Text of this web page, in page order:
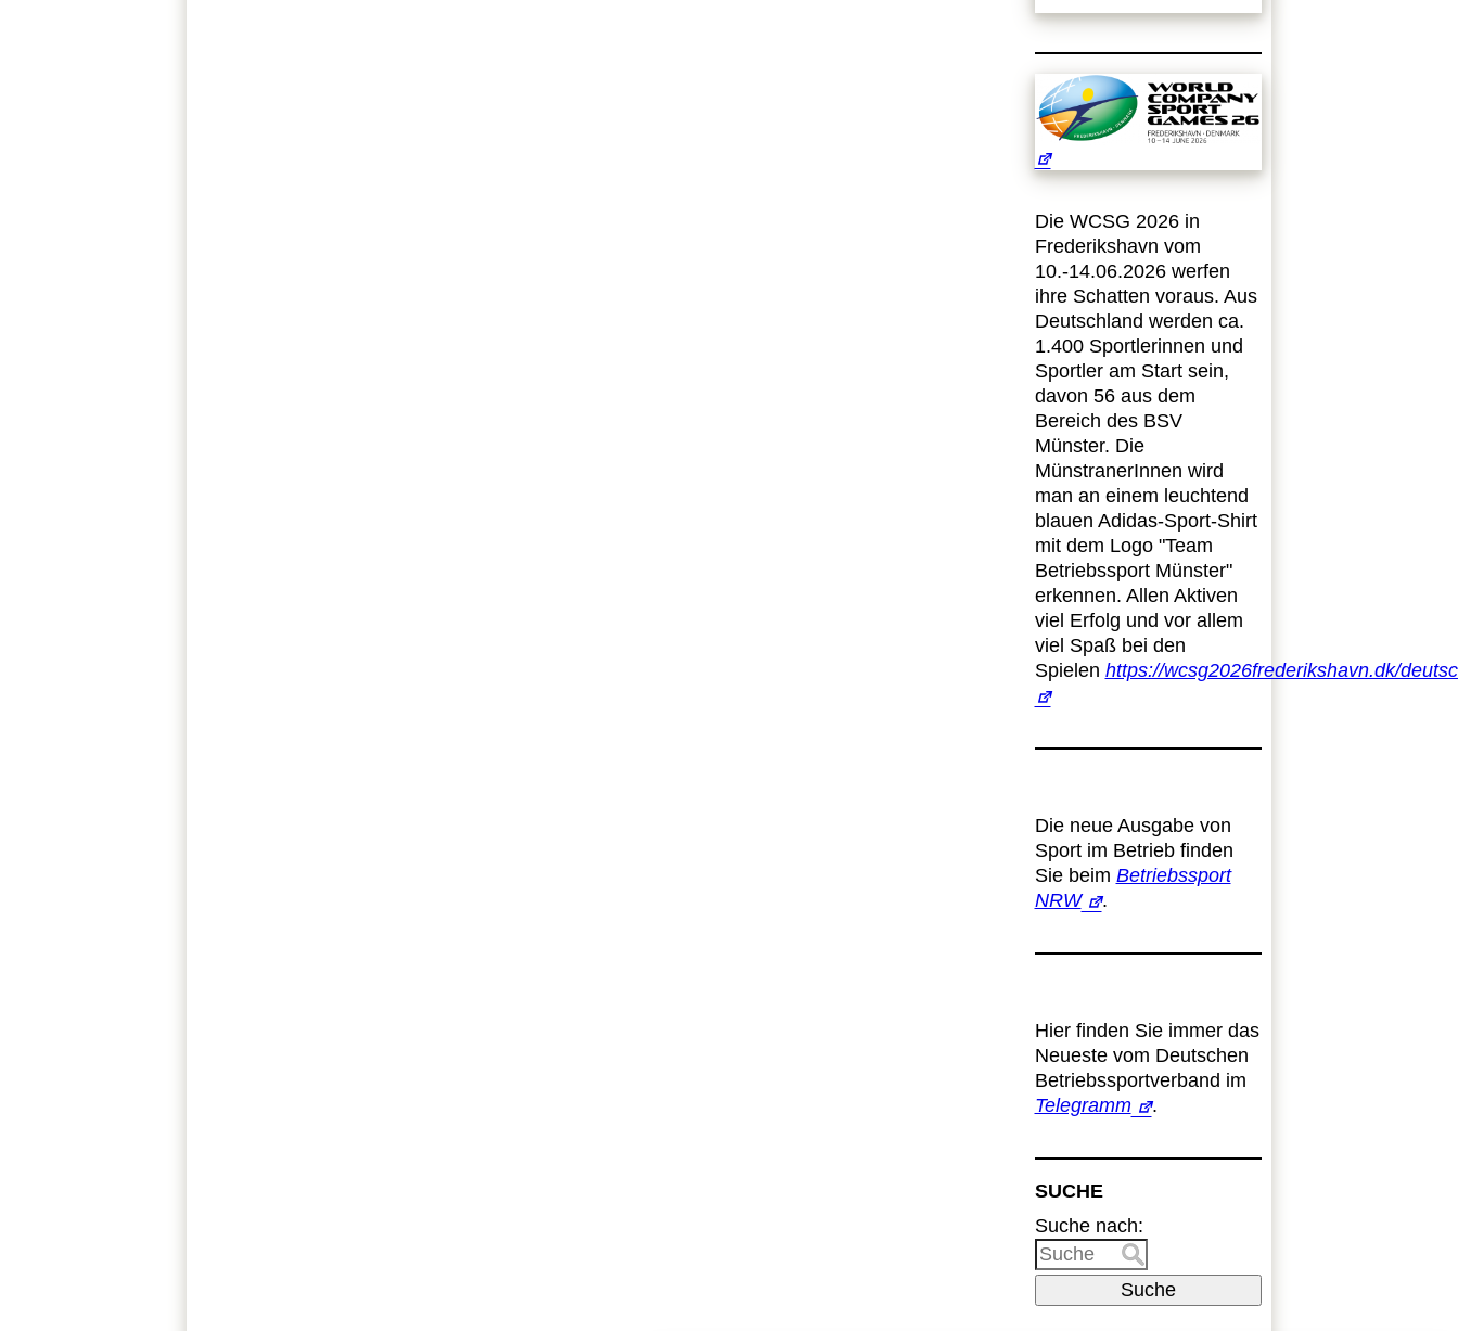
Die WCSG 2026 in
Frederikshavn vom
10.-14.06.2026 werfen
ihre Schatten voraus. Aus
Deutschland werden ca.
1.400 Sportlerinnen und
Sportler am Start sein,
davon 56 aus dem
Bereich des BSV
Münster. Die
MünstranerInnen wird
man an einem leuchtend
blauen Adidas-Sport-Shirt
mit dem Logo "Team
Betriebssport Münster"
erkennen. Allen Aktiven
viel Erfolg und vor allem
viel Spaß bei den
Spielen https://wcsg2026frederikshavn.dk/
Die neue Ausgabe von
Sport im Betrieb finden
Sie beim Betriebssport
NRW
.
Hier finden Sie immer das
Neueste vom Deutschen
Betriebssportverband im
Telegramm
.
SUCHE
Suche nach:
Suche